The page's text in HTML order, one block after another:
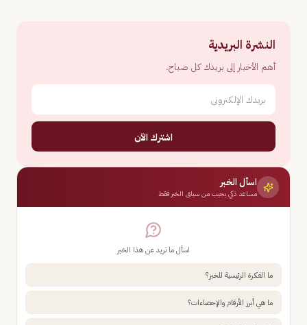
النشرة البريدية
أهم الأخبار إلى بريدك كل صباح.
اشترك الآن
اسأل الخبر
مساعد ذكي يجيب من سياق الخبر فقط
اسأل ما تريد عن هذا الخبر
ما الفكرة الرئيسية للخبر؟
ما هي أبرز الأرقام والإحصاءات؟